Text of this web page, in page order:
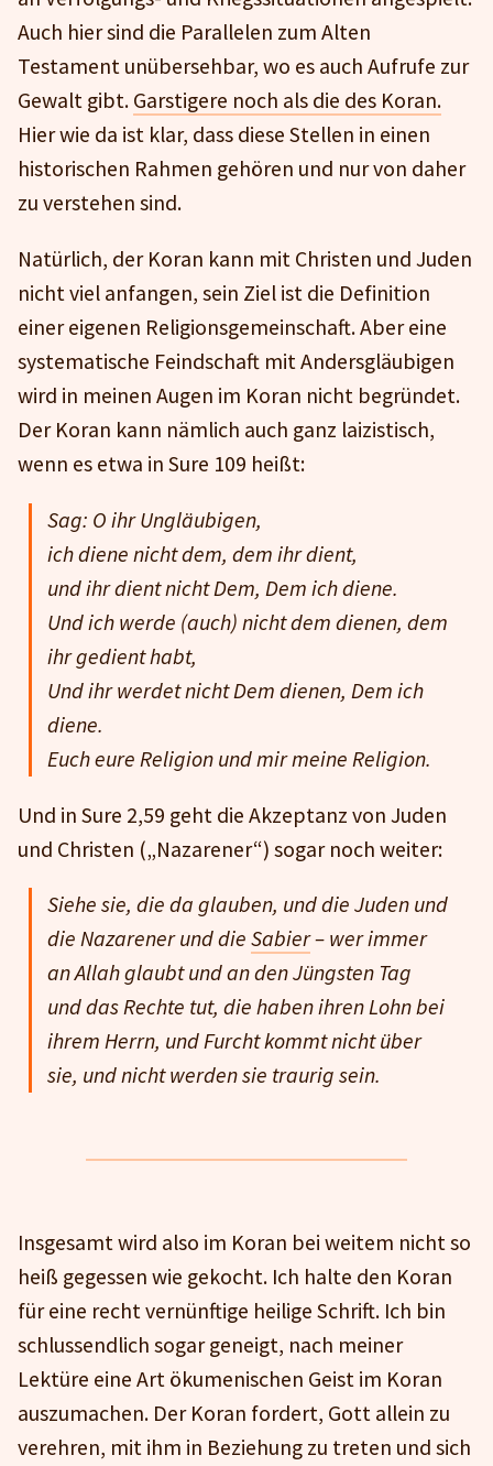
Auch hier sind die Parallelen zum Alten
Testament unübersehbar, wo es auch Aufrufe zur
Gewalt gibt. Garstigere noch als die des Koran.
Hier wie da ist klar, dass diese Stellen in einen
historischen Rahmen gehören und nur von daher
zu verstehen sind.
Natürlich, der Koran kann mit Christen und Juden
nicht viel anfangen, sein Ziel ist die Definition
einer eigenen Religionsgemeinschaft. Aber eine
systematische Feindschaft mit Andersgläubigen
wird in meinen Augen im Koran nicht begründet.
Der Koran kann nämlich auch ganz laizistisch,
wenn es etwa in Sure 109 heißt:
Sag: O ihr Ungläubigen,
ich diene nicht dem, dem ihr dient,
und ihr dient nicht Dem, Dem ich diene.
Und ich werde (auch) nicht dem dienen, dem
ihr gedient habt,
Und ihr werdet nicht Dem dienen, Dem ich
diene.
Euch eure Religion und mir meine Religion.
Und in Sure 2,59 geht die Akzeptanz von Juden
und Christen („Nazarener“) sogar noch weiter:
Siehe sie, die da glauben, und die Juden und
die Nazarener und die Sabier– wer immer
an Allah glaubt und an den Jüngsten Tag
und das Rechte tut, die haben ihren Lohn bei
ihrem Herrn, und Furcht kommt nicht über
sie, und nicht werden sie traurig sein.
Insgesamt wird also im Koran bei weitem nicht so
heiß gegessen wie gekocht. Ich halte den Koran
für eine recht vernünftige heilige Schrift. Ich bin
schlussendlich sogar geneigt, nach meiner
Lektüre eine Art ökumenischen Geist im Koran
auszumachen. Der Koran fordert, Gott allein zu
verehren, mit ihm in Beziehung zu treten und sich